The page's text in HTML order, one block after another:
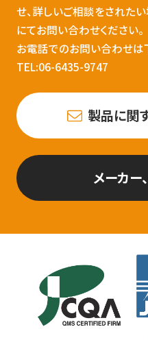
せ、詳しいご相談をされた
にてお問い合わせください。
お電話でのお問い合わせは
TEL:06-6435-9747
製品に関
メーカー